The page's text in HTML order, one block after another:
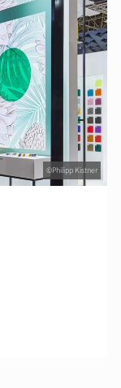
©Philipp Kistner